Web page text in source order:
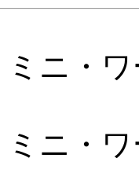
ミニ・
ミニ・